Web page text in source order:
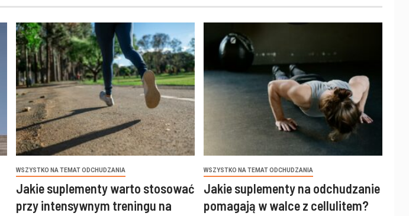
WSZYSTKO NA TEMAT ODCHUDZANIA
Jakie suplementy warto stosować
przy intensywnym treningu na
WSZYSTKO NA TEMAT ODCHUDZANIA
Jakie suplementy na odchudzanie
pomagają w walce z cellulitem?